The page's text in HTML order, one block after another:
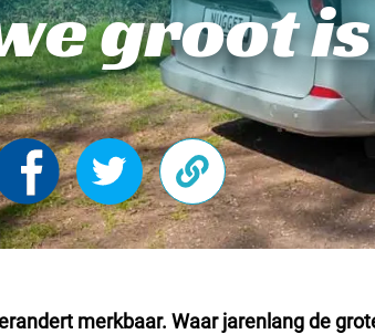
groot is
merkbaar. Waar jarenlang de